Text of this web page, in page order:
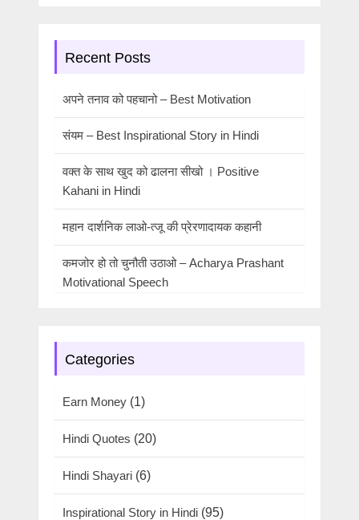
Recent Posts
अपने तनाव को पहचानो – Best Motivation
संयम – Best Inspirational Story in Hindi
वक्त के साथ खुद को ढालना सीखो । Positive
Kahani in Hindi
महान दार्शनिक लाओ-त्जू की प्रेरणादायक कहानी
कमजोर हो तो चुनौती उठाओ – Acharya Prashant
Motivational Speech
Categories
Earn Money (1)
Hindi Quotes (20)
Hindi Shayari (6)
Inspirational Story in Hindi (95)